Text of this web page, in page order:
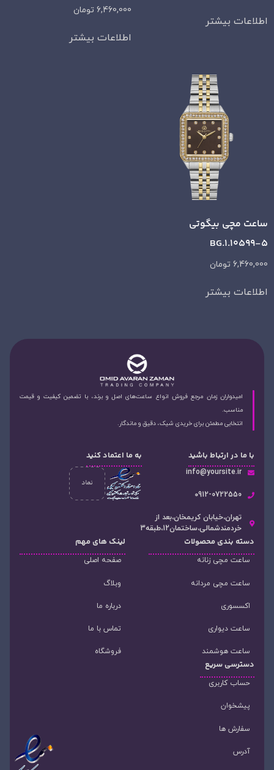
اطلاعات بیشتر
6,460,000 تومان
اطلاعات بیشتر
ساعت مچی بیگوتی
BG.1.10599-5
6,460,000 تومان
اطلاعات بیشتر
امیدواران زمان مرجع فروش انواع ساعت‌های اصل و برند، با تضمین کیفیت و قیمت
مناسب.
انتخابی مطمئن برای خریدی شیک، دقیق و ماندگار.
با ما در ارتباط باشید
info@yoursite.ir
۰912-0722550
تهران،خیابان کریمخان،بعد از
خردمندشمالی،ساختمان12،طبقه3
به ما اعتماد کنید
دسته‌ بندی محصولات
ساعت مچی زنانه
ساعت مچی مردانه
اکسسوری
ساعت دیواری
ساعت هوشمند
لینک های مهم
صفحه اصلی
وبلاگ
درباره ما
تماس با ما
فروشگاه
دسترسی سریع
حساب کاربری
پیشخوان
سفارش ها
آدرس